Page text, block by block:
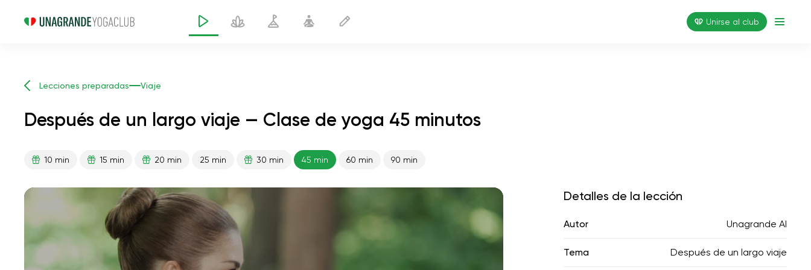
Unirse al club
Lecciones preparadas Viaje
Después de un largo viaje — Clase de yoga 45 minutos
10 min 15 min 20 min 25 min 30 min 45 min 60 min 90 min
Detalles de la lección
Autor Unagrande AI
Tema Después de un largo viaje